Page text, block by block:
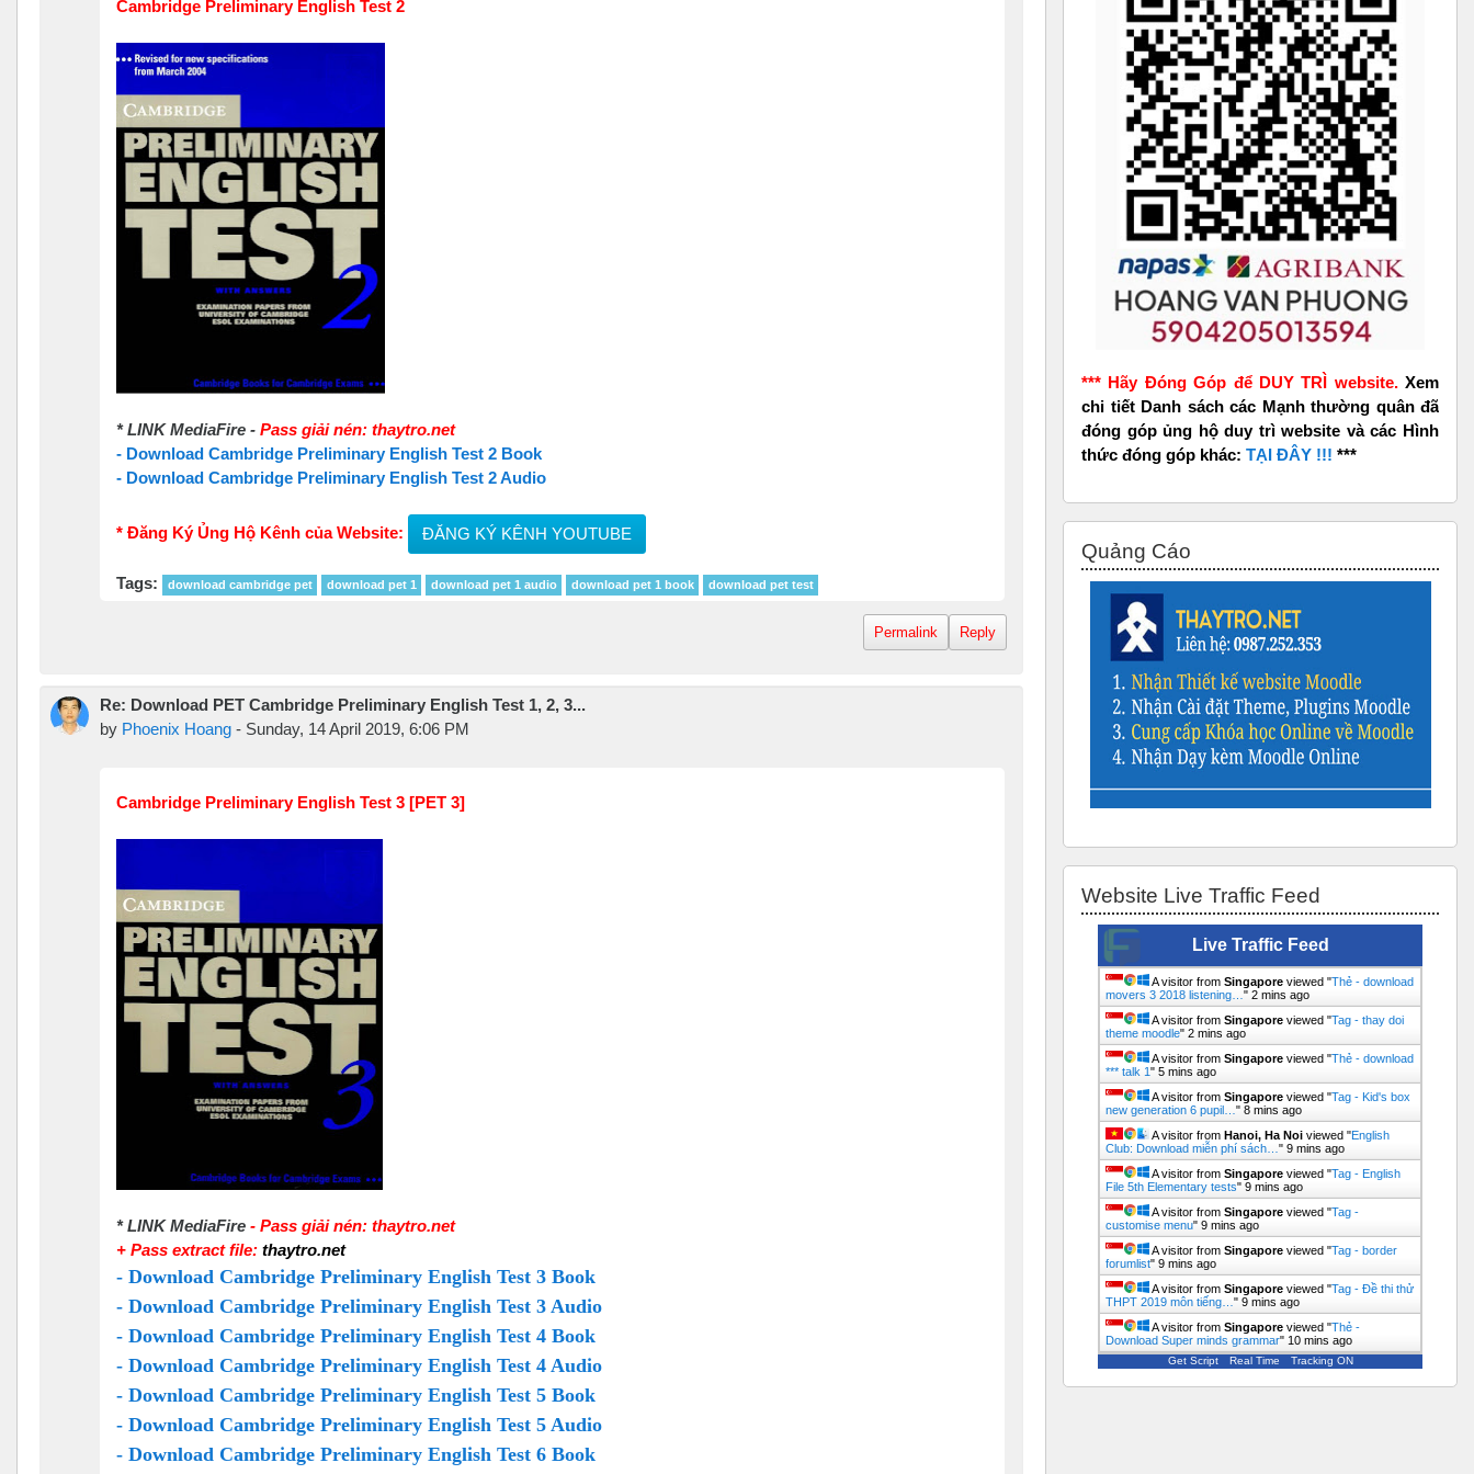
Cambridge Preliminary English Test 2
* LINK MediaFire - Pass giải nén: thaytro.net
- Download Cambridge Preliminary English Test 2 Book
- Download Cambridge Preliminary English Test 2 Audio
* Đăng Ký Ủng Hộ Kênh của Website: ĐĂNG KÝ KÊNH YOUTUBE
Tags: download cambridge pet download pet 1 download pet 1 audio download pet 1 book download pet test
Permalink Reply
Re: Download PET Cambridge Preliminary English Test 1, 2, 3...
by Phoenix Hoang - Sunday, 14 April 2019, 6:06 PM
Cambridge Preliminary English Test 3 [PET 3]
* LINK MediaFire - Pass giải nén: thaytro.net
+ Pass extract file: thaytro.net
- Download Cambridge Preliminary English Test 3 Book
- Download Cambridge Preliminary English Test 3 Audio
- Download Cambridge Preliminary English Test 4 Book
- Download Cambridge Preliminary English Test 4 Audio
- Download Cambridge Preliminary English Test 5 Book
- Download Cambridge Preliminary English Test 5 Audio
- Download Cambridge Preliminary English Test 6 Book
*** Hãy Đóng Góp để DUY TRÌ website. Xem
chi tiết Danh sách các Mạnh thường quân đã
đóng góp ủng hộ duy trì website và các Hình
thức đóng góp khác: TẠI ĐÂY !!! ***
Quảng Cáo
Website Live Traffic Feed
Live Traffic Feed
A visitor from Singapore viewed "Thẻ - download
movers 3 2018 listening…" 2 mins ago
A visitor from Singapore viewed "Tag - thay doi
theme moodle" 2 mins ago
A visitor from Singapore viewed "Thẻ - download
*** talk 1" 5 mins ago
A visitor from Singapore viewed "Tag - Kid's box
new generation 6 pupil…" 8 mins ago
A visitor from Hanoi, Ha Noi viewed "English
Club: Download miễn phí sách…" 9 mins ago
A visitor from Singapore viewed "Tag - English
File 5th Elementary tests" 9 mins ago
A visitor from Singapore viewed "Tag -
customise menu" 9 mins ago
A visitor from Singapore viewed "Tag - border
forumlist" 9 mins ago
A visitor from Singapore viewed "Tag - Đề thi thử
THPT 2019 môn tiếng…" 9 mins ago
A visitor from Singapore viewed "Thẻ -
Download Super minds grammar" 10 mins ago
Get Script Real Time Tracking ON